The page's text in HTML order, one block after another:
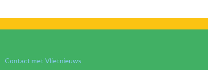
Contact met Vlietnieuws